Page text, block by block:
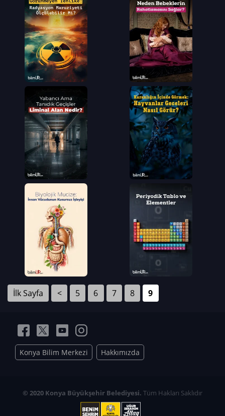
İlk Sayfa < 5 6 7 8 9
Konya Bilim Merkezi Hakkımızda
© 2020 Konya Büyükşehir Belediyesi. Tüm Hakları Saklıdır